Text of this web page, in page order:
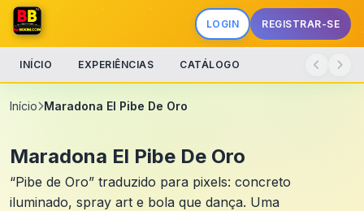
LOGIN REGISTRAR-SE
INÍCIO EXPERIÊNCIAS CATÁLOGO
Início Maradona El Pibe De Oro
Maradona El Pibe De Oro
“Pibe de Oro” traduzido para pixels: concreto
iluminado, spray art e bola que dança. Uma